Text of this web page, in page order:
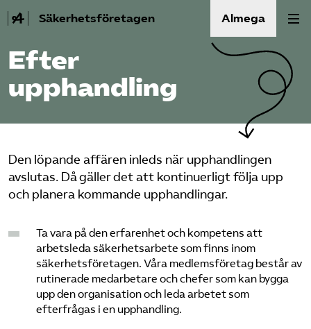
Säkerhetsföretagen Almega
Bli medlem
Om Säkerhets­företagen
Kontakt
Bli medlem
Logga in på Arbetsgivarguiden
Efter
upphandling
Den löpande affären inleds när upphandlingen
avslutas. Då gäller det att kontinuerligt följa upp
och planera kommande upphandlingar.
Ta vara på den erfarenhet och kompetens att
arbetsleda säkerhetsarbete som finns inom
säkerhetsföretagen. Våra medlemsföretag består av
rutinerade medarbetare och chefer som kan bygga
upp den organisation och leda arbetet som
efterfrågas i en upphandling.